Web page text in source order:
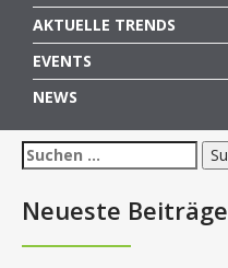
AKTUELLE TRENDS
EVENTS
NEWS
Suchen
nach:
Neueste Beiträge